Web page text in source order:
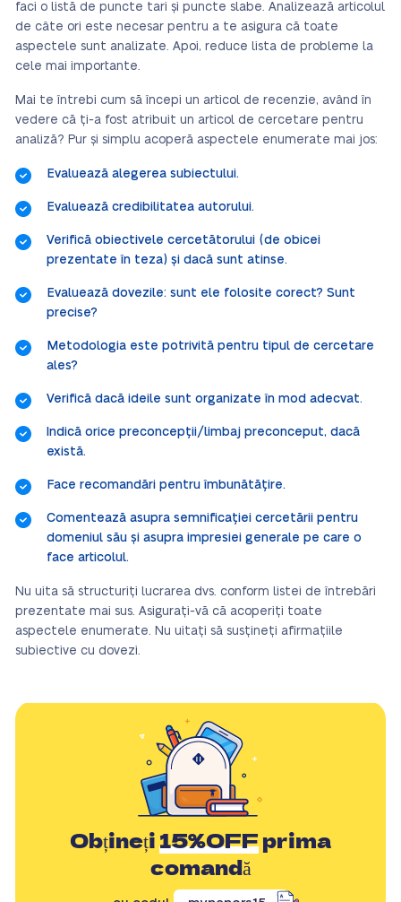
faci o listă de puncte tari și puncte slabe. Analizează articolul
de câte ori este necesar pentru a te asigura că toate
aspectele sunt analizate. Apoi, reduce lista de probleme la
cele mai importante.
Mai te întrebi cum să începi un articol de recenzie, având în
vedere că ți-a fost atribuit un articol de cercetare pentru
analiză? Pur și simplu acoperă aspectele enumerate mai jos:
Evaluează alegerea subiectului.
Evaluează credibilitatea autorului.
Verifică obiectivele cercetătorului (de obicei
prezentate în teza) și dacă sunt atinse.
Evaluează dovezile: sunt ele folosite corect? Sunt
precise?
Metodologia este potrivită pentru tipul de cercetare
ales?
Verifică dacă ideile sunt organizate în mod adecvat.
Indică orice preconcepții/limbaj preconceput, dacă
există.
Face recomandări pentru îmbunătățire.
Comentează asupra semnificației cercetării pentru
domeniul său și asupra impresiei generale pe care o
face articolul.
Nu uita să structuriți lucrarea dvs. conform listei de întrebări
prezentate mai sus. Asigurați-vă că acoperiți toate
aspectele enumerate. Nu uitați să susțineți afirmațiile
subiective cu dovezi.
Obțineți15%OFFprima
comandă